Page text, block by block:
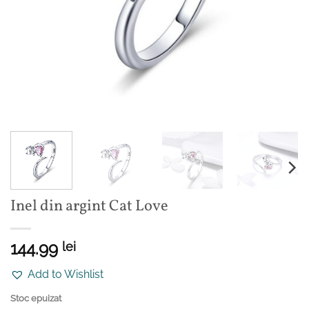
Inel din argint Cat Love
144.99 lei
Add to Wishlist
Stoc epuizat